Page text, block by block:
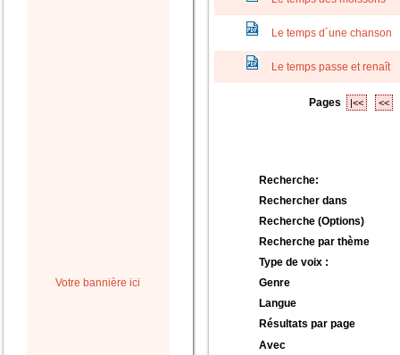
Votre bannière ici
Le temps d´une chanson
Le temps passe et renaît
Pages |<< <<
Recherche:
Rechercher dans
Recherche (Options)
Recherche par thème
Type de voix :
Genre
Langue
Résultats par page
Avec